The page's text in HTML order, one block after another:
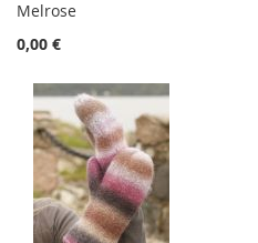
Melrose
0,00 €